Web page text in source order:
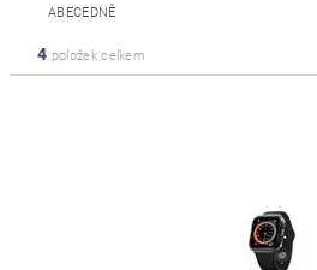
ABECEDNĚ
4 položek celkem